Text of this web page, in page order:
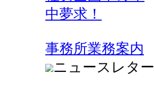
中夢求！
事務所業務案内
ニュースレター